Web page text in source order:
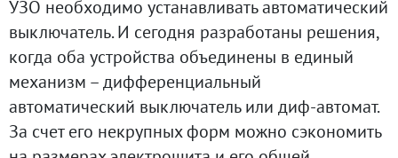
УЗО необходимо устанавливать автоматический
выключатель. И сегодня разработаны решения,
когда оба устройства объединены в единый
механизм – дифференциальный
автоматический выключатель или диф-автомат.
За счет его некрупных форм можно сэкономить